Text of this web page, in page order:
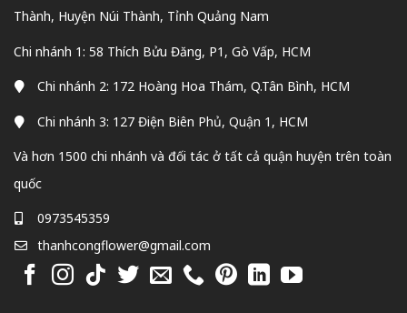
Thành, Huyện Núi Thành, Tỉnh Quảng Nam
Chi nhánh 1: 58 Thích Bửu Đăng, P1, Gò Vấp, HCM
Chi nhánh 2: 172 Hoàng Hoa Thám, Q.Tân Bình, HCM
Chi nhánh 3: 127 Điện Biên Phủ, Quận 1, HCM
Và hơn 1500 chi nhánh và đối tác ở tất cả quận huyện trên toàn
quốc
0973545359
thanhcongflower@gmail.com